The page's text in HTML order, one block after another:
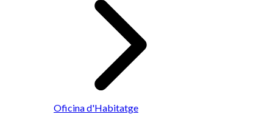
Oficina d'Habitatge